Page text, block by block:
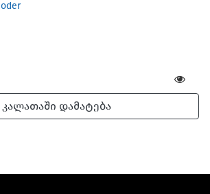
კალათაში დამატება